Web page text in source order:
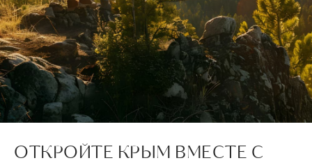
ОТКРОЙТЕ КРЫМ ВМЕСТЕ С